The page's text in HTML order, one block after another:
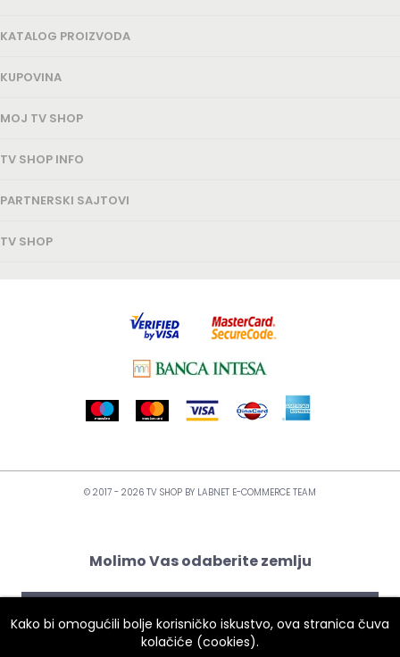
KATALOG PROIZVODA
KUPOVINA
MOJ TV SHOP
TV SHOP INFO
PARTNERSKI SAJTOVI
TV SHOP
© 2017 - 2026 TV SHOP BY LABNET E-COMMERCE TEAM
Kako bi omogućili bolje korisničko iskustvo, ova stranica čuva
kolačiće (cookies).
Molimo Vas odaberite zemlju